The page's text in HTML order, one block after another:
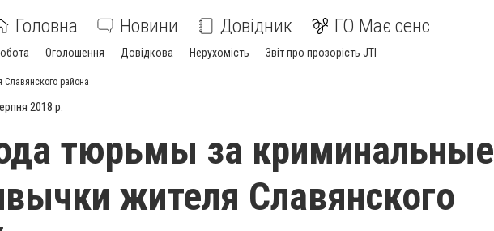
Головна Новини Довідник ГО Має сенс
Оголошення Довідкова Нерухомість Звіт про прозорість JTI
района
2018 р.
тюрьмы за криминальные
жителя Славянского